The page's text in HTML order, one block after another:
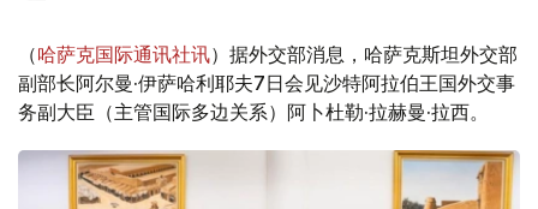
（哈萨克国际通讯社讯）据外交部消息，哈萨克斯坦外交部
副部长阿尔曼·伊萨哈利耶夫7日会见沙特阿拉伯王国外交事
务副大臣（主管国际多边关系）阿卜杜勒·拉赫曼·拉西。